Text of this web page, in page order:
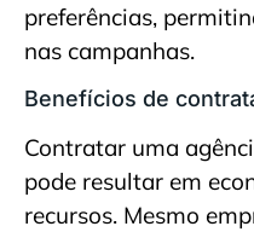
preferências,
nas campanhas.
Benefícios de
Contratar uma
pode resultar em
recursos. Mesmo